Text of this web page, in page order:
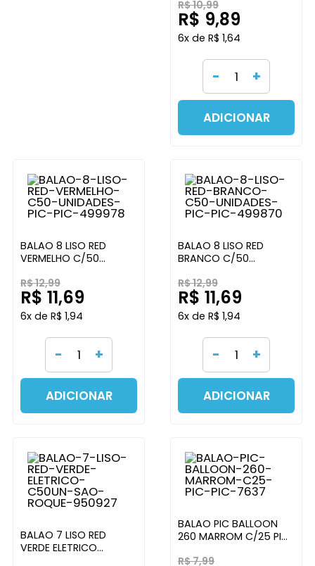
R$ 10,99
R$ 9,89
6x de R$ 1,64
- +
ADICIONAR
BALAO 8 LISO RED
VERMELHO C/50
R$ 12,99
R$ 11,69
6x de R$ 1,94
- +
ADICIONAR
BALAO 8 LISO RED
BRANCO C/50
R$ 12,99
R$ 11,69
6x de R$ 1,94
- +
ADICIONAR
BALAO 7 LISO RED
VERDE ELETRICO
BALAO PIC BALLOON
260 MARROM C/25 PIC
R$ 7,99